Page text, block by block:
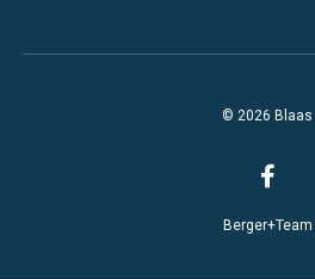
© 2026 Blaas
Berger+Team